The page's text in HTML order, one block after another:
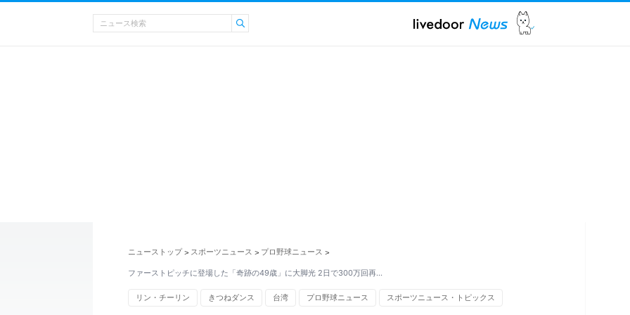
ニューストップ > スポーツニュース > プロ野球ニュース >
ファーストピッチに登場した「奇跡の49歳」に大脚光 2日で300万回再…
リン・チーリン きつねダンス 台湾 プロ野球ニュース スポーツニュース・トピックス